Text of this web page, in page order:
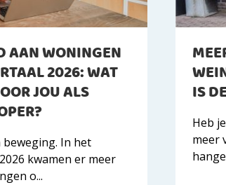
AAN WONINGEN
2026: WAT
JOU ALS
In het
kwamen er meer
o...
IS
Heb
meer